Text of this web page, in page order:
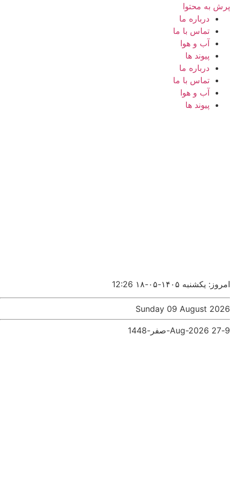
پرش به محتوا
درباره ما
تماس با ما
آب و هوا
پیوند ها
درباره ما
تماس با ما
آب و هوا
پیوند ها
امروز: یکشنبه ۱۴۰۵-۰۵-۱۸ 12:26
Sunday 09 August 2026
9-Aug-2026 27-صفر-1448